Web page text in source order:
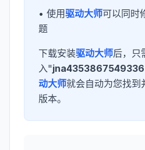
• 使用驱动大师可以同时
题
下载安装驱动大师后，只
入"
动大师就会自动为您找到
版本。